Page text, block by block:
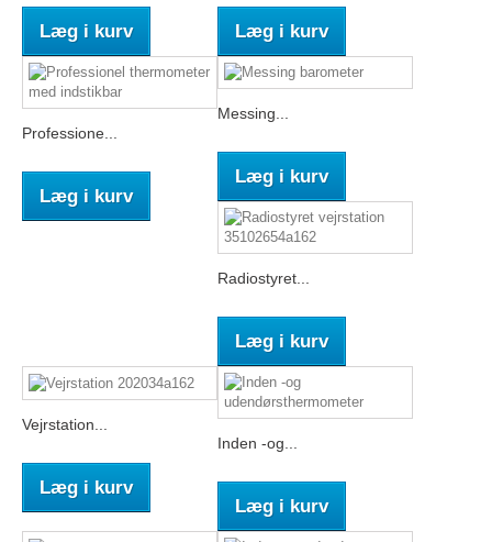
Læg i kurv Læg i kurv
Professione...
Læg i kurv
Messing...
Læg i kurv
Radiostyret...
Læg i kurv
Vejrstation...
Læg i kurv
Inden -og...
Læg i kurv